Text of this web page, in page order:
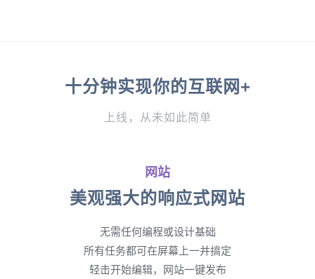
十分钟实现你的互联网+
上线，从未如此简单
网站
美观强大的响应式网站
无需任何编程或设计基础
所有任务都可在屏幕上一并搞定
轻击开始编辑，网站一键发布